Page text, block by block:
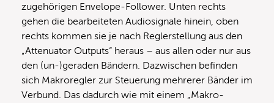
zugehörigen Envelope-Follower. Unten rechts
gehen die bearbeiteten Audiosignale hinein, oben
rechts kommen sie je nach Reglerstellung aus den
„Attenuator Outputs“ heraus – aus allen oder nur aus
den (un-)geraden Bändern. Dazwischen befinden
sich Makroregler zur Steuerung mehrerer Bänder im
Verbund. Das dadurch wie mit einem „Makro-